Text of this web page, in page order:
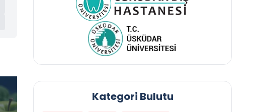
Kategori Bulutu